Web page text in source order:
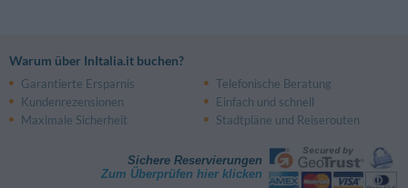
Warum über InItalia.it buchen?
Garantierte Ersparnis
Telefonische Beratung
Kundenrezensionen
Einfach und schnell
Maximale Sicherheit
Stadtpläne und Reiserouten
Sichere Reservierungen
Zum Überprüfen hier klicken